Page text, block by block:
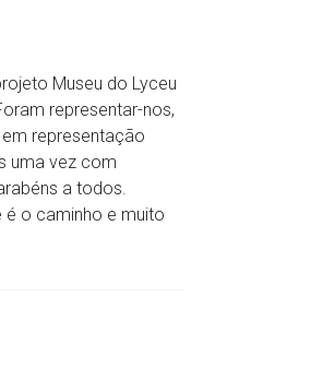
Museu do Lyceu
representar-nos,
em representação
uma vez com
a todos.
o caminho e muito